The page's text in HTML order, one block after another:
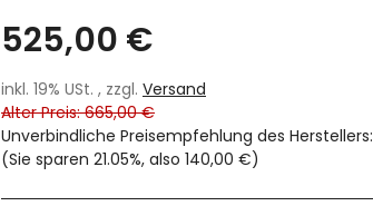
525,00 €
inkl. 19% USt. , zzgl. Versand
Alter Preis: 665,00 €
Unverbindliche Preisempfehlung des Herstellers:
(Sie sparen 21.05%, also 140,00 €)